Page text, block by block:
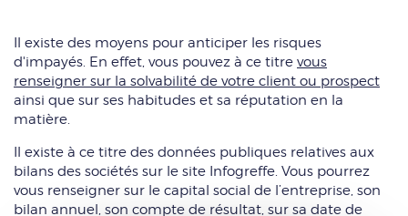
Il existe des moyens pour anticiper les risques
d'impayés. En effet, vous pouvez à ce titre vous
renseigner sur la solvabilité de votre client ou prospect
ainsi que sur ses habitudes et sa réputation en la
matière.
Il existe à ce titre des données publiques relatives aux
bilans des sociétés sur le site Infogreffe. Vous pourrez
vous renseigner sur le capital social de l’entreprise, son
bilan annuel, son compte de résultat, sur sa date de